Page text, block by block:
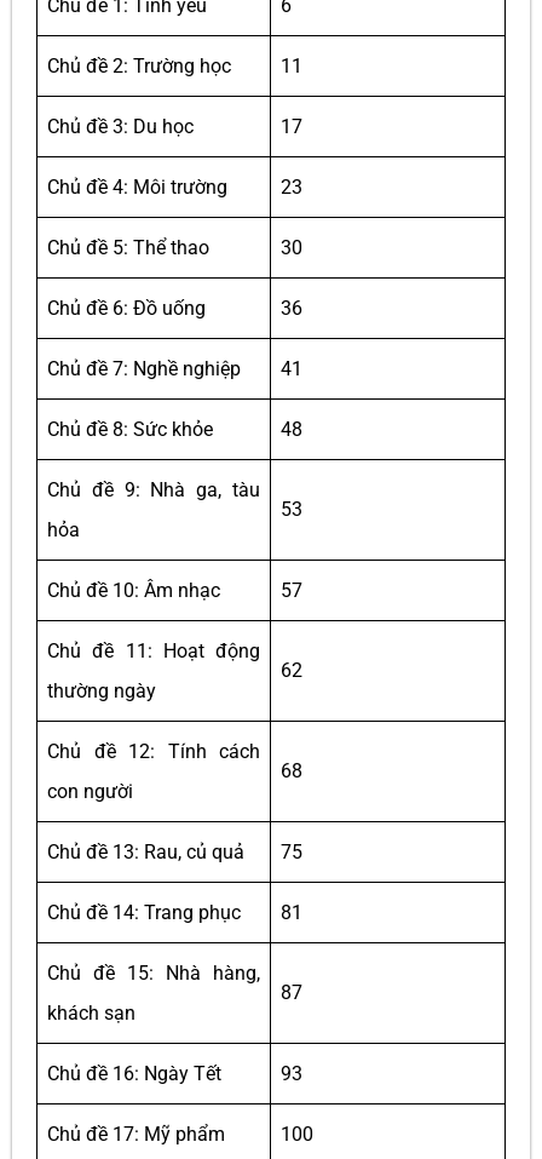
Chủ đề 1: Tình yêu 6
Chủ đề 2: Trường học 11
Chủ đề 3: Du học 17
Chủ đề 4: Môi trường 23
Chủ đề 5: Thể thao 30
Chủ đề 6: Đồ uống 36
Chủ đề 7: Nghề nghiệp 41
Chủ đề 8: Sức khỏe 48
Chủ đề 9: Nhà ga, tàu
hỏa
53
Chủ đề 10: Âm nhạc 57
Chủ đề 11: Hoạt động
thường ngày
62
Chủ đề 12: Tính cách
con người
68
Chủ đề 13: Rau, củ quả 75
Chủ đề 14: Trang phục 81
Chủ đề 15: Nhà hàng,
khách sạn
87
Chủ đề 16: Ngày Tết 93
Chủ đề 17: Mỹ phẩm 100